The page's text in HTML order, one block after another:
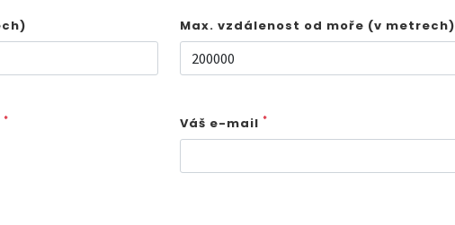
Max. vzdálenost od moře (v metrech)
* Váš e-mail *